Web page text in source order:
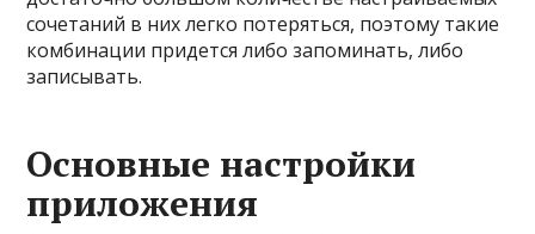
сочетаний в них легко потеряться, поэтому такие
комбинации придется либо запоминать, либо
записывать.
Основные настройки
приложения